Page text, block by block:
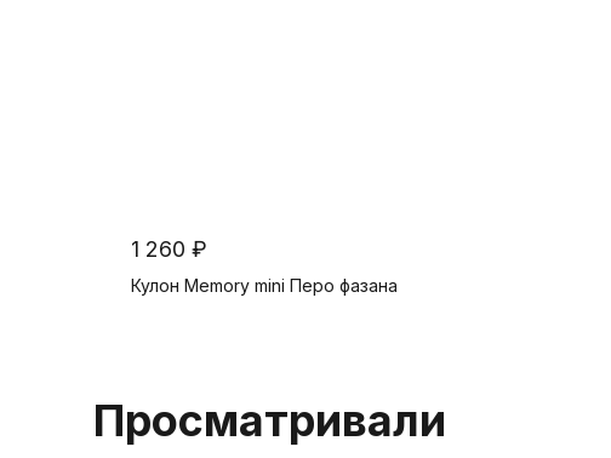
1 260 ₽
Кулон Memory mini Перо фазана
Просматривали